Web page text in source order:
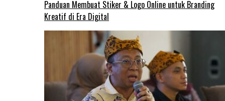
Panduan Membuat Stiker & Logo Online untuk Branding
Kreatif di Era Digital